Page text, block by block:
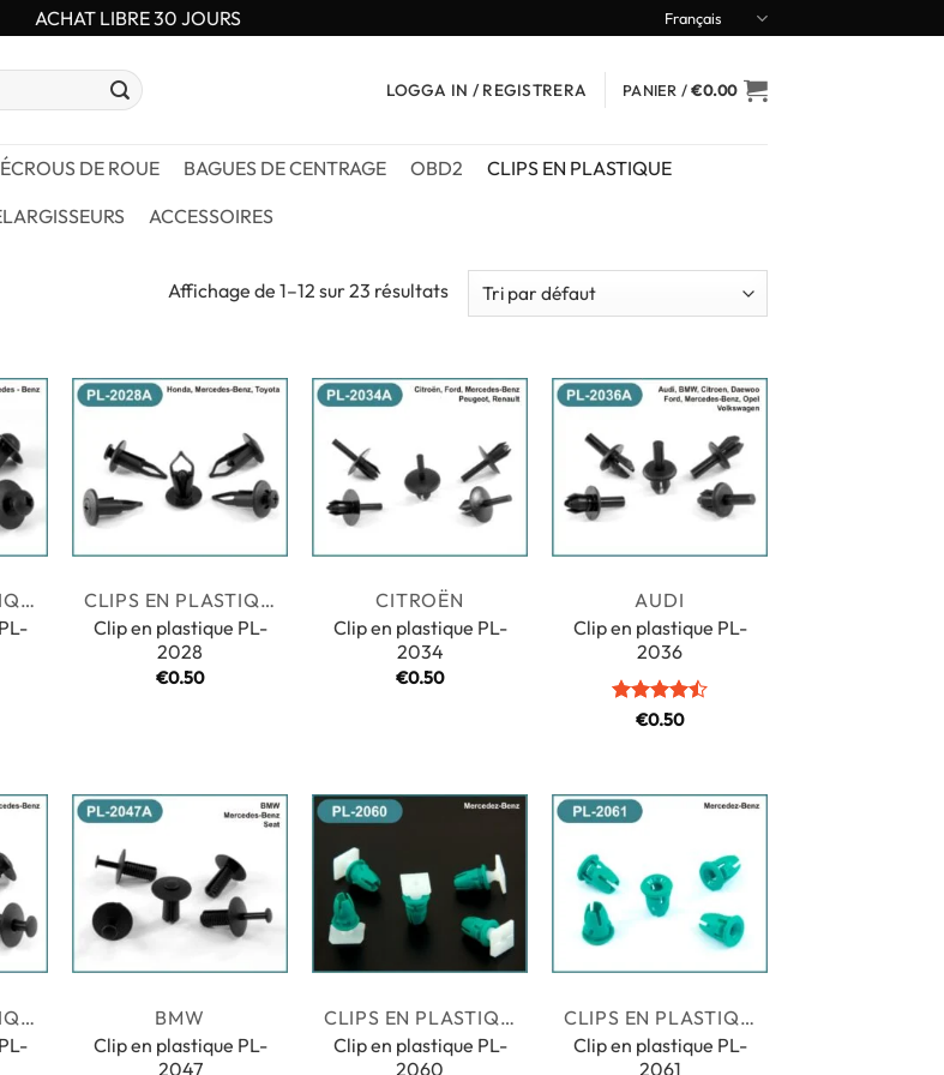
ACHAT LIBRE 30 JOURS Français
LOGGA IN / REGISTRERA PANIER /€0.00
DE ROUE BAGUES DE CENTRAGE OBD2
CLIPS EN PLASTIQUE
ACCESSOIRES
Affichage de 1–12 sur 23 résultats
CLIPS EN PLASTIQUE
CLIPS EN PLASTIQUE
Clip en plastique PL-
2028
€0.50
CITROËN
Clip en plastique PL-
2034
€0.50
AUDI
Clip en plastique PL-
2036
Note4.5
€0.50
CLIPS EN PLASTIQUE
BMW
Clip en plastique PL-
2047
CLIPS EN PLASTIQUE
Clip en plastique PL-
2060
CLIPS EN PLASTIQUE
Clip en plastique PL-
2061